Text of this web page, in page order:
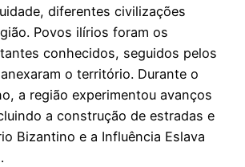
diferentes civilizações
Povos ilírios foram os
conhecidos, seguidos pelos
o território. Durante o
a região experimentou avanços
a construção de estradas e
Bizantino e a Influência Eslava